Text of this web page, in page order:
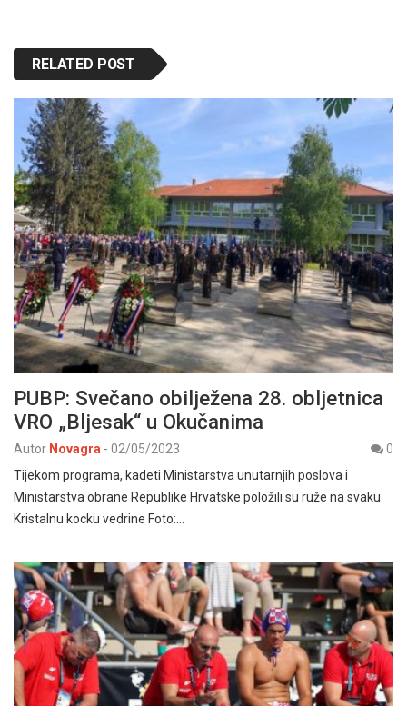
RELATED POST
PUBP: Svečano obilježena 28. obljetnica
VRO „Bljesak“ u Okučanima
Autor Novagra - 02/05/2023
0
Tijekom programa, kadeti Ministarstva unutarnjih poslova i
Ministarstva obrane Republike Hrvatske položili su ruže na svaku
Kristalnu kocku vedrine Foto:…